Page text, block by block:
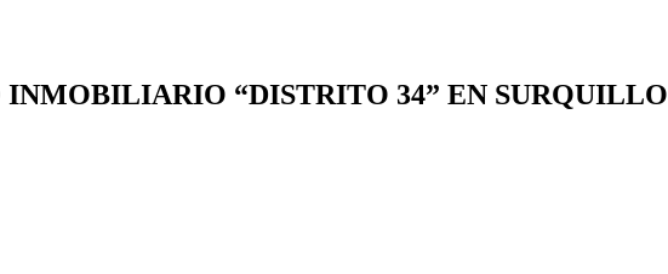
“DISTRITO 34” EN SURQUILLO